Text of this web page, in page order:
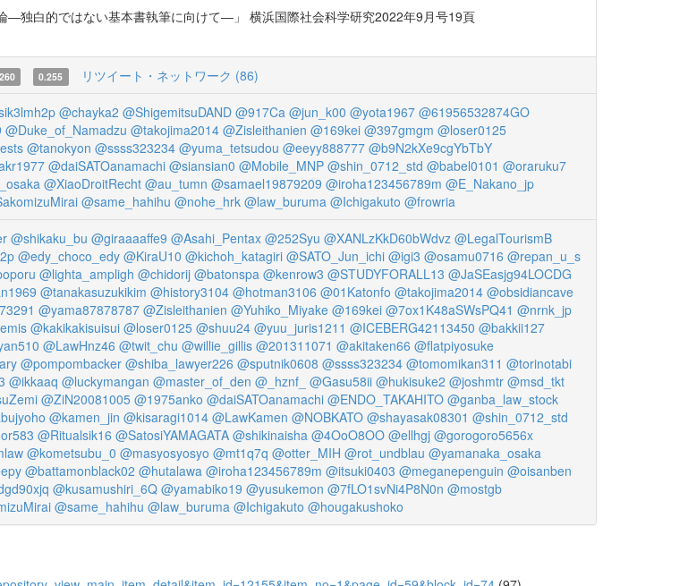
―独白的ではない基本書執筆に向けて―」 横浜国際社会科学研究2022年9月号19頁
260 0.255 リツイート・ネットワーク (86)
@chayka2 @ShigemitsuDAND @917Ca @jun_k00 @yota1967 @61956532874GO
@Duke_of_Namadzu @takojima2014 @Zisleithanien @169kei @397gmgm @loser0125
@tanokyon @ssss323234 @yuma_tetsudou @eeyy888777 @b9N2kXe9cgYbTbY
@daiSATOanamachi @siansian0 @Mobile_MNP @shin_0712_std @babel0101 @oraruku7
@XiaoDroitRecht @au_tumn @samael19879209 @iroha123456789m @E_Nakano_jp
@same_hahihu @nohe_hrk @law_buruma @Ichigakuto @frowria
@shikaku_bu @giraaaaffe9 @Asahi_Pentax @252Syu @XANLzKkD60bWdvz @LegalTourismB
@edy_choco_edy @KiraU10 @kichoh_katagiri @SATO_Jun_ichi @igi3 @osamu0716 @repan_u_s
@lighta_ampligh @chidorij @batonspa @kenrow3 @STUDYFORALL13 @JaSEasjg94LOCDG
@tanakasuzukikim @history3104 @hotman3106 @01Katonfo @takojima2014 @obsidiancave
@yama87878787 @Zisleithanien @Yuhiko_Miyake @169kei @7ox1K48aSWsPQ41 @nrnk_jp
@kakikakisuisui @loser0125 @shuu24 @yuu_juris1211 @ICEBERG42113450 @bakkii127
@LawHnz46 @twit_chu @willie_gillis @201311071 @akitaken66 @flatpiyosuke
@pompombacker @shiba_lawyer226 @sputnik0608 @ssss323234 @tomomikan311 @torinotabi
@ikkaaq @luckymangan @master_of_den @_hznf_ @Gasu58ii @hukisuke2 @joshmtr @msd_tkt
@ZiN20081005 @1975anko @daiSATOanamachi @ENDO_TAKAHITO @ganba_law_stock
@kamen_jin @kisaragi1014 @LawKamen @NOBKATO @shayasak08301 @shin_0712_std
@Ritualsik16 @SatosiYAMAGATA @shikinaisha @4OoO8OO @ellhgj @gorogoro5656x
@kometsubu_0 @masyosyosyo @mt1q7q @otter_MIH @rot_undblau @yamanaka_osaka
@battamonblack02 @hutalawa @iroha123456789m @itsuki0403 @meganepenguin @oisanben
@kusamushiri_6Q @yamabiko19 @yusukemon @7fLO1svNi4P8N0n @mostgb
@same_hahihu @law_buruma @Ichigakuto @hougakushoko